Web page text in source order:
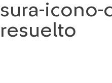
Saltar
al
contenido
sura-icono-
resuelto